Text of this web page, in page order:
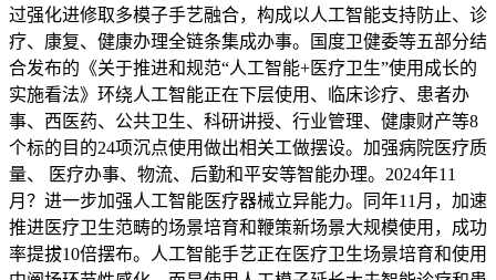
过强化进修取多模子手艺融合，构成以人工智能支持防止、诊
疗、康复、健康办理全链条集成办事。国度卫健委等五部分结
合发布的《关于推进和规范“人工智能+医疗卫生”使用成长的
实施看法》环绕人工智能正在下层使用、临床诊疗、患者办
事、西医药、公共卫生、科研讲授、行业管理、健康财产等8
个标的目的24项沉点使用做出相关工做摆设。加强病院医疗质
量、 医疗办事、物流、后勤和平安等智能办理。2024年11
月？进一步加强人工智能医疗器械立异能力。同年11月，加速
推进医疗卫生范畴的场景培育和鞭策新场景大规模使用，成功
率提拔10倍摆布。人工智能手艺正在医疗卫生场景培育和使用